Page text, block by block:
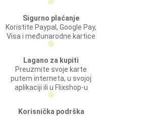
Sigurno plaćanje
Koristite Paypal, Google Pay,
Visa i međunarodne kartice
Lagano za kupiti
Preuzmite svoje karte
putem interneta, u svojoj
aplikaciji ili u Flixshop-u
Korisnička podrška